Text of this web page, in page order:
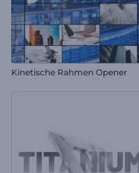
Kinetische Rahmen Opener